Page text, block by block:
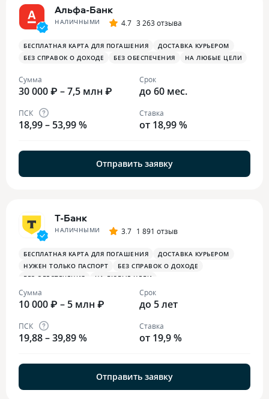
Альфа-Банк
НАЛИЧНЫМИ 4.7 3 263 отзыва
БЕСПЛАТНАЯ КАРТА ДЛЯ ПОГАШЕНИЯ
ДОСТАВКА КУРЬЕРОМ
БЕЗ СПРАВОК О ДОХОДЕ
БЕЗ ОБЕСПЕЧЕНИЯ НА ЛЮБЫЕ ЦЕЛИ
Сумма
30 000 ₽ – 7,5 млн ₽
Срок
до 60 мес.
ПСК
18,99 – 53,99 %
Ставка
от 18,99 %
Отправить заявку
Т-Банк
НАЛИЧНЫМИ 3.7 1 891 отзыв
БЕСПЛАТНАЯ КАРТА ДЛЯ ПОГАШЕНИЯ
ДОСТАВКА КУРЬЕРОМ
НУЖЕН ТОЛЬКО ПАСПОРТ
БЕЗ СПРАВОК О ДОХОДЕ
БЕЗ ОБЕСПЕЧЕНИЯ
НА ЛЮБЫЕ ЦЕЛИ
Сумма
10 000 ₽ – 5 млн ₽
Срок
до 5 лет
ПСК
19,88 – 39,89 %
Ставка
от 19,9 %
Отправить заявку